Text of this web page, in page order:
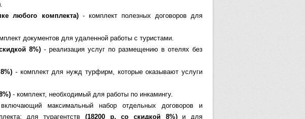
.
любого комплекта)- комплект полезных договоров для
документов для удаленной работы с туристами.
8%) - реализация услуг по размещению в отелях без
- комплект для нужд турфирм, которые оказывают услуги
- комплект, необходимый для работы по инкамингу.
максимальный набор отдельных договоров и
для турагентств (18200 р. со скидкой 8%)и для